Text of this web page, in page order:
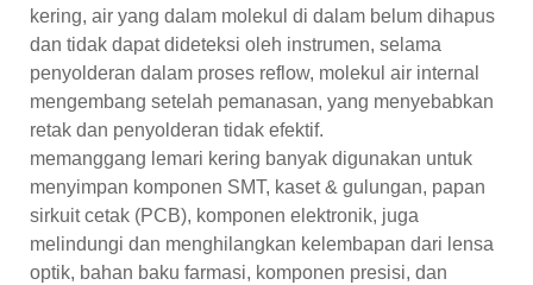
kering, air yang dalam molekul di dalam belum dihapus
dan tidak dapat dideteksi oleh instrumen, selama
penyolderan dalam proses reflow, molekul air internal
mengembang setelah pemanasan, yang menyebabkan
retak dan penyolderan tidak efektif.
memanggang lemari kering banyak digunakan untuk
menyimpan komponen SMT, kaset & gulungan, papan
sirkuit cetak (PCB), komponen elektronik, juga
melindungi dan menghilangkan kelembapan dari lensa
optik, bahan baku farmasi, komponen presisi, dan